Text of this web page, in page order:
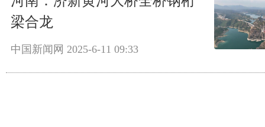
梁合龙
中国新闻网 2025-6-11 09:33